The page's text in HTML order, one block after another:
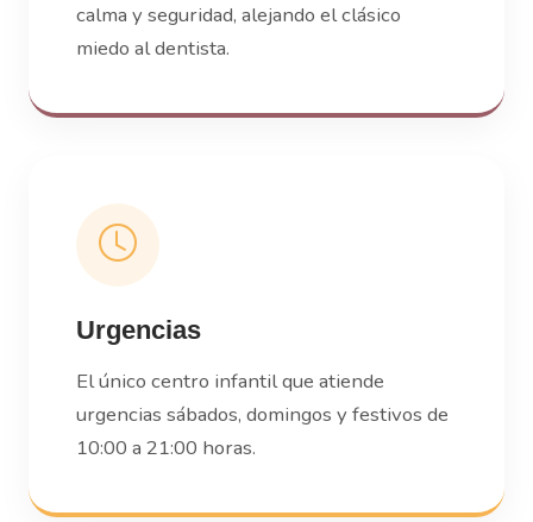
calma y seguridad, alejando el clásico
miedo al dentista.
Urgencias
El único centro infantil que atiende
urgencias sábados, domingos y festivos de
10:00 a 21:00 horas.